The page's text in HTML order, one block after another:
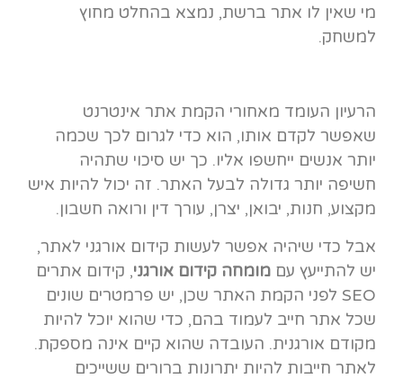
מי שאין לו אתר ברשת, נמצא בהחלט מחוץ
למשחק.
הרעיון העומד מאחורי הקמת אתר אינטרנט
שאפשר לקדם אותו, הוא כדי לגרום לכך שכמה
יותר אנשים ייחשפו אליו. כך יש סיכוי שתהיה
חשיפה יותר גדולה לבעל האתר. זה יכול להיות איש
מקצוע, חנות, יבואן, יצרן, עורך דין ורואה חשבון.
אבל כדי שיהיה אפשר לעשות קידום אורגני לאתר,
יש להתייעץ עם מומחה קידום אורגני, קידום אתרים
SEO לפני הקמת האתר שכן, יש פרמטרים שונים
שכל אתר חייב לעמוד בהם, כדי שהוא יוכל להיות
מקודם אורגנית. העובדה שהוא קיים אינה מספקת.
לאתר חייבות להיות יתרונות ברורים ששייכים